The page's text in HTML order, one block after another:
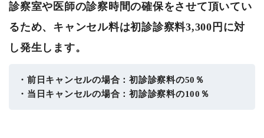
診察室や医師の診察時間の確保をさせて頂いてい
るため、キャンセル料は初診診察料3,300円に対
し発生します。
・前日キャンセルの場合：初診診察料の50％
・当日キャンセルの場合：初診診察料の100％